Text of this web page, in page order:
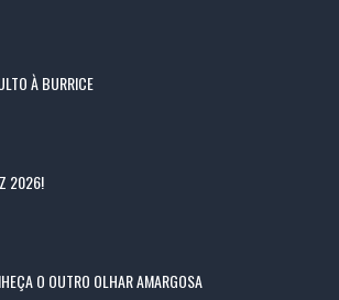
À BURRICE
2026!
O OUTRO OLHAR AMARGOSA